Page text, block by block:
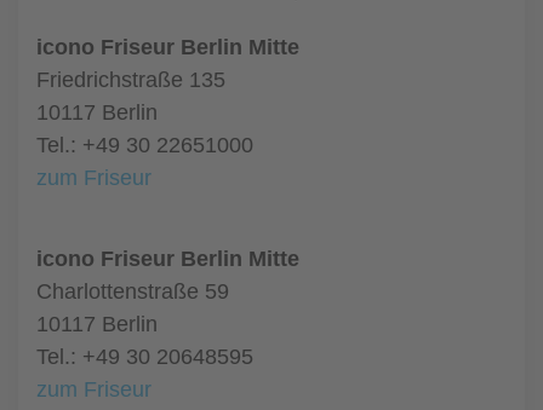
icono Friseur Berlin Mitte
Friedrichstraße 135
10117 Berlin
Tel.: +49 30 22651000
zum Friseur
icono Friseur Berlin Mitte
Charlottenstraße 59
10117 Berlin
Tel.: +49 30 20648595
zum Friseur